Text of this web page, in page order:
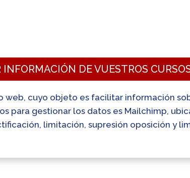
INFORMACIÓN DE VUESTROS
web, cuyo objeto es facilitar información
para gestionar los datos es Mailchimp,
limitación, supresión oposición y